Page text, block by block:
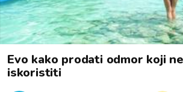
Evo kako prodati odmor koji
iskoristiti